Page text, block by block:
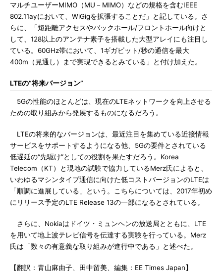
マルチユーザーMIMO（MU－MIMO）などの規格を含むIEEE
802.11ayにおいて、WiGigを拡張することだ」と記している。さ
らに、「短距離アクセスやバックホール/フロントホール向けと
して、128以上のアンテナ素子を搭載した大型アレイにも注目し
ている。60GHz帯において、1ギガビット/秒の通信を最大
400m（見通し）まで実現できるとみている」と付け加えた。
LTEの“将来バージョン”
5Gの性能のほとんどは、現在のLTEネットワークを向上させる
ための取り組みから発展するものになるだろう。
LTEの将来的なバージョンは、最近注目を集めている近接情報
サービスをサポートするようになる他、5Gの要件とされている
低遅延の“先駆け”としての役割を果たすだろう。Korea
Telecom（KT）と現地の試験で協力しているMerz氏によると、
いわゆるマシンタイプ通信に向けた低コストバージョンのLTEは
「順調に進展している」という。こちらについては、2017年初め
にリリース予定のLTE Release 13の一部になるとされている。
さらに、Nokiaはドイツ・ミュンヘンの放送局とともに、LTE
を用いて地上波テレビ信号を伝達する実験を行っている。Merz
氏は「数々の有意義な取り組みが進行中である」と述べた。
【翻訳：青山麻由子、田中留美、編集：EE Times Japan】